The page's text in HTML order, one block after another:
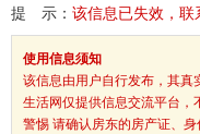
提 示： 该信息已失效，联
使用信息须知
该信息由用户自行发布，其真
生活网仅提供信息交流平台
警惕 请确认房东的房产证、